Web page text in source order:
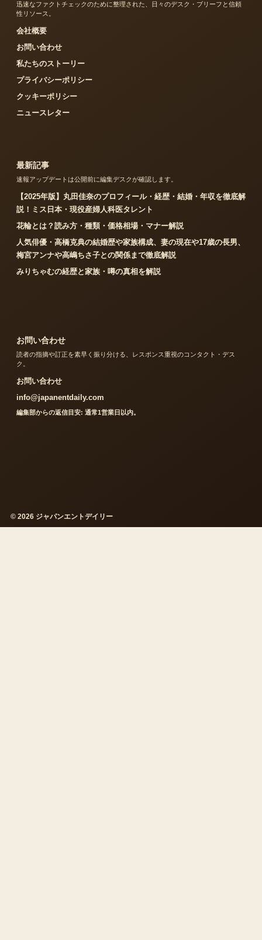
迅速なファクトチェックのために整理された、日々のデスク・ブリーフと信頼
性リソース。
会社概要
お問い合わせ
私たちのストーリー
プライバシーポリシー
クッキーポリシー
ニュースレター
最新記事
速報アップデートは公開前に編集デスクが確認します。
【2025年版】丸田佳奈のプロフィール・経歴・結婚・年収を徹底解
説！ミス日本・現役産婦人科医タレント
花輪とは？読み方・種類・価格相場・マナー解説
人気俳優・高橋克典の結婚歴や家族構成、妻の現在や17歳の長男、
梅宮アンナや高嶋ちさ子との関係まで徹底解説
みりちゃむの経歴と家族・噂の真相を解説
お問い合わせ
読者の指摘や訂正を素早く振り分ける、レスポンス重視のコンタクト・デス
ク。
お問い合わせ
info@japanentdaily.com
編集部からの返信目安: 通常1営業日以内。
© 2026 ジャパンエントデイリー